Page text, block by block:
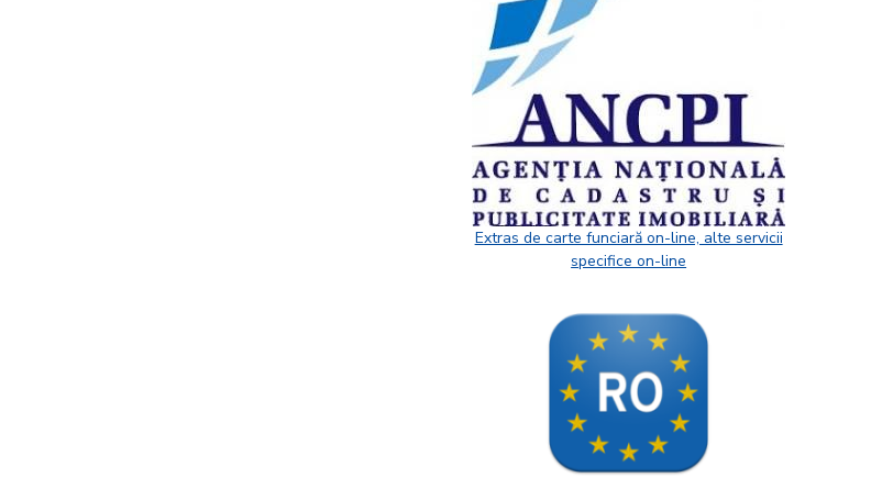
Extras de carte funciară on-line, alte servicii
specifice on-line